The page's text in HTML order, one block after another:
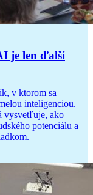
je len ďalší
v ktorom sa
inteligenciou.
vysvetľuje, ako
potenciálu a